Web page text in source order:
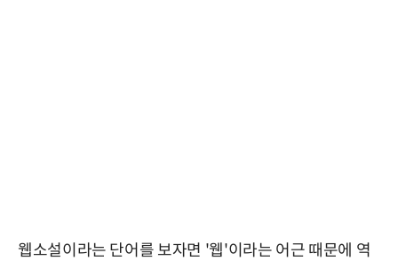
웹소설이라는 단어를 보자면 '웹'이라는 어근 때문에 역